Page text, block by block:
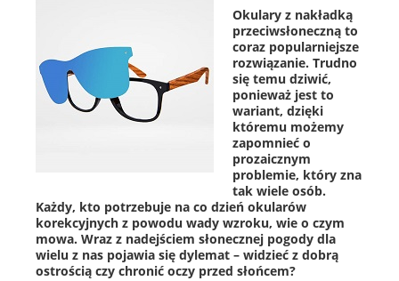
Okulary z nakładką
przeciwsłoneczną to
coraz popularniejsze
rozwiązanie. Trudno
się temu dziwić,
ponieważ jest to
wariant, dzięki
któremu możemy
zapomnieć o
prozaicznym
problemie, który zna
tak wiele osób.
Każdy, kto potrzebuje na co dzień okularów
korekcyjnych z powodu wady wzroku, wie o czym
mowa. Wraz z nadejściem słonecznej pogody dla
wielu z nas pojawia się dylemat – widzieć z dobrą
ostrością czy chronić oczy przed słońcem?